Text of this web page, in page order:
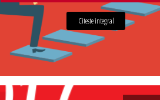
Citeste integral